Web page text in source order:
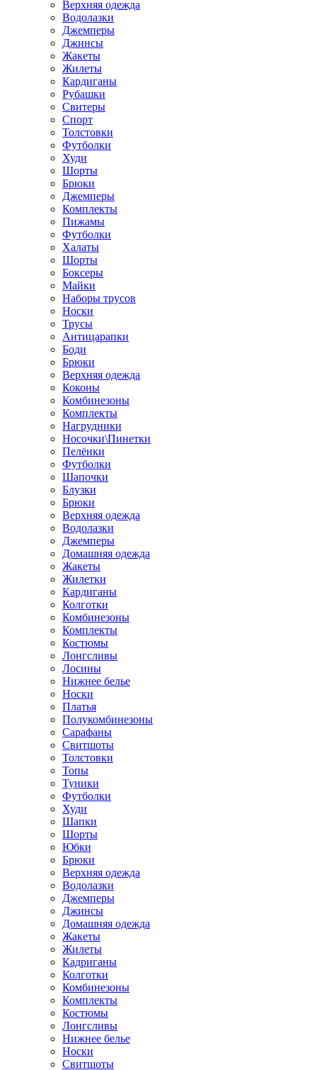
Верхняя одежда
Водолазки
Джемперы
Джинсы
Жакеты
Жилеты
Кардиганы
Рубашки
Свитеры
Спорт
Толстовки
Футболки
Худи
Шорты
Брюки
Джемперы
Комплекты
Пижамы
Футболки
Халаты
Шорты
Боксеры
Майки
Наборы трусов
Носки
Трусы
Антицарапки
Боди
Брюки
Верхняя одежда
Коконы
Комбинезоны
Комплекты
Нагрудники
Носочки\Пинетки
Пелёнки
Футболки
Шапочки
Блузки
Брюки
Верхняя одежда
Водолазки
Джемперы
Домашняя одежда
Жакеты
Жилетки
Кардиганы
Колготки
Комбинезоны
Комплекты
Костюмы
Лонгсливы
Лосины
Нижнее белье
Носки
Платья
Полукомбинезоны
Сарафаны
Свитшоты
Толстовки
Топы
Туники
Футболки
Худи
Шапки
Шорты
Юбки
Брюки
Верхняя одежда
Водолазки
Джемперы
Джинсы
Домашняя одежда
Жакеты
Жилеты
Кадриганы
Колготки
Комбинезоны
Комплекты
Костюмы
Лонгсливы
Нижнее белье
Носки
Свитшоты